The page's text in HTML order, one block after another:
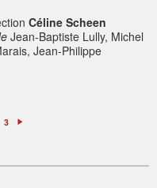
Céline Scheen
Jean-Baptiste Lully, Michel
Jean-Philippe
3
t